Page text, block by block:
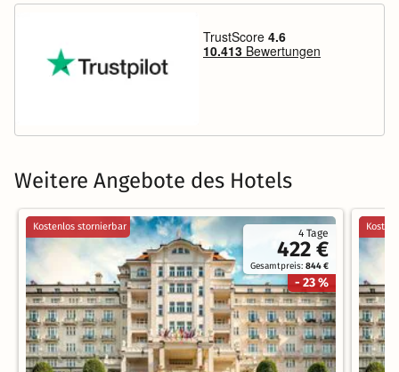
Weitere Angebote des Hotels
4 Tage
422 €
Gesamtpreis:844 €
- 23 %
Kostenlos stornierbar